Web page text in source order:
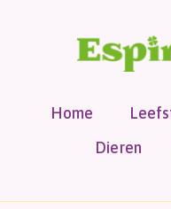
Home
Dieren